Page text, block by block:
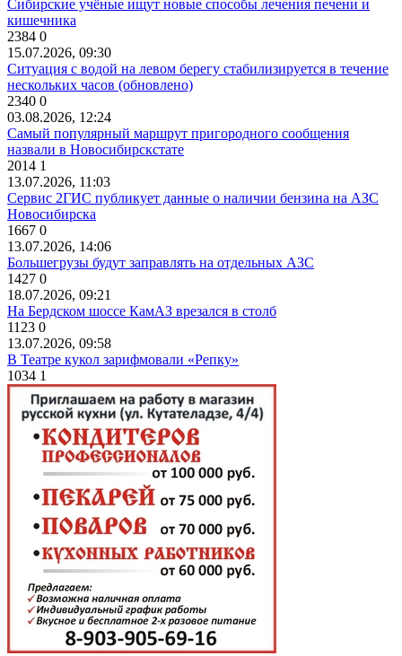
Сибирские учёные ищут новые способы лечения печени и
кишечника
2384 0
15.07.2026, 09:30
Ситуация с водой на левом берегу стабилизируется в течение
нескольких часов (обновлено)
2340 0
03.08.2026, 12:24
Самый популярный маршрут пригородного сообщения
назвали в Новосибирскстате
2014 1
13.07.2026, 11:03
Сервис 2ГИС публикует данные о наличии бензина на АЗС
Новосибирска
1667 0
13.07.2026, 14:06
Большегрузы будут заправлять на отдельных АЗС
1427 0
18.07.2026, 09:21
На Бердском шоссе КамАЗ врезался в столб
1123 0
13.07.2026, 09:58
В Театре кукол зарифмовали «Репку»
1034 1